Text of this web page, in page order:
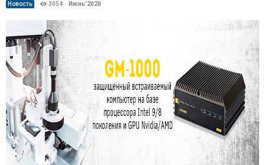
Новость 3054 Июнь’2020